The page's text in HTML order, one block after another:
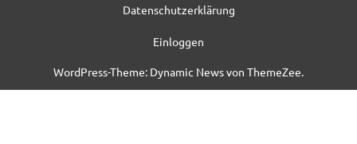
Datenschutzerklärung
Einloggen
WordPress-Theme: Dynamic News von ThemeZee.